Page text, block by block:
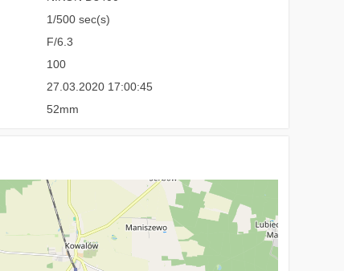
1/500 sec(s)
F/6.3
100
27.03.2020 17:00:45
52mm